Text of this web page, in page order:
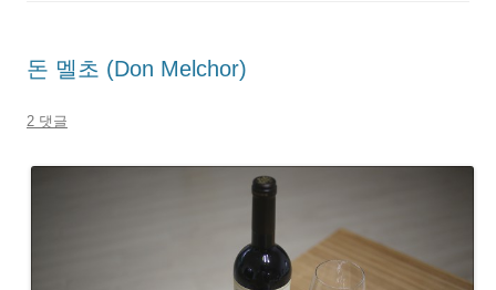
돈 멜초 (Don Melchor)
2 댓글